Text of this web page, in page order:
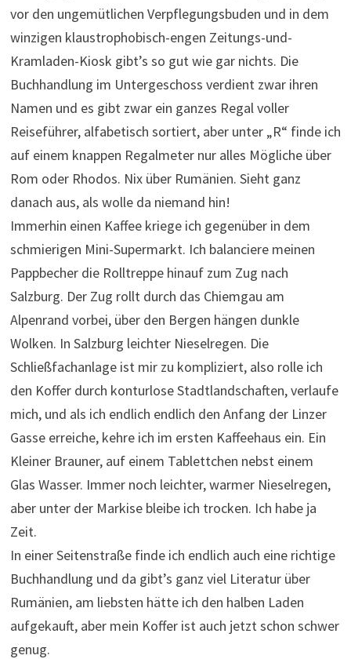
vor den ungemütlichen Verpflegungsbuden und in dem
winzigen klaustrophobisch-engen Zeitungs-und-
Kramladen-Kiosk gibt’s so gut wie gar nichts. Die
Buchhandlung im Untergeschoss verdient zwar ihren
Namen und es gibt zwar ein ganzes Regal voller
Reiseführer, alfabetisch sortiert, aber unter „R“ finde ich
auf einem knappen Regalmeter nur alles Mögliche über
Rom oder Rhodos. Nix über Rumänien. Sieht ganz
danach aus, als wolle da niemand hin!
Immerhin einen Kaffee kriege ich gegenüber in dem
schmierigen Mini-Supermarkt. Ich balanciere meinen
Pappbecher die Rolltreppe hinauf zum Zug nach
Salzburg. Der Zug rollt durch das Chiemgau am
Alpenrand vorbei, über den Bergen hängen dunkle
Wolken. In Salzburg leichter Nieselregen. Die
Schließfachanlage ist mir zu kompliziert, also rolle ich
den Koffer durch konturlose Stadtlandschaften, verlaufe
mich, und als ich endlich endlich den Anfang der Linzer
Gasse erreiche, kehre ich im ersten Kaffeehaus ein. Ein
Kleiner Brauner, auf einem Tablettchen nebst einem
Glas Wasser. Immer noch leichter, warmer Nieselregen,
aber unter der Markise bleibe ich trocken. Ich habe ja
Zeit.
In einer Seitenstraße finde ich endlich auch eine richtige
Buchhandlung und da gibt’s ganz viel Literatur über
Rumänien, am liebsten hätte ich den halben Laden
aufgekauft, aber mein Koffer ist auch jetzt schon schwer
genug.